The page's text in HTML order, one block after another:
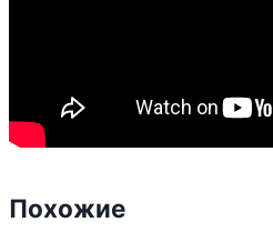
Похожие